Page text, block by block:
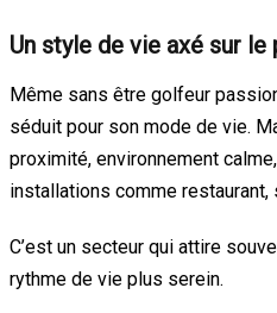
Un style de vie axé sur le
Même sans être golfeur
séduit pour son mode de vie.
proximité, environnement
installations comme
C’est un secteur qui attire
rythme de vie plus serein.